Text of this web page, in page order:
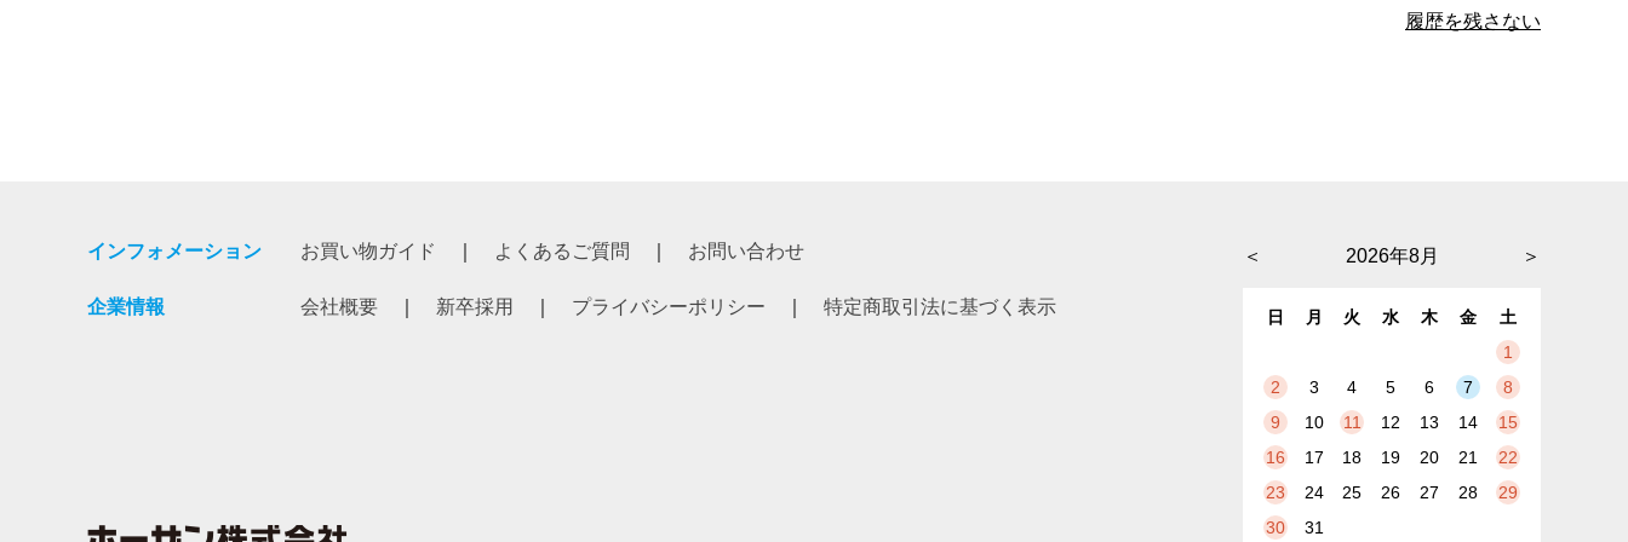
履歴を残さない
インフォメーション お買い物ガイド よくあるご質問 お問い合わせ
企業情報 会社概要 新卒採用 プライバシーポリシー 特定商取引法に基づく表示
＜ ＞
2026年8月
日 月 火 水 木 金
土
1
2
3 4 5 6 7
8
9
10 11 12 13 14
15
16
17 18 19 20 21
22
23
24 25 26 27 28
29
30
31